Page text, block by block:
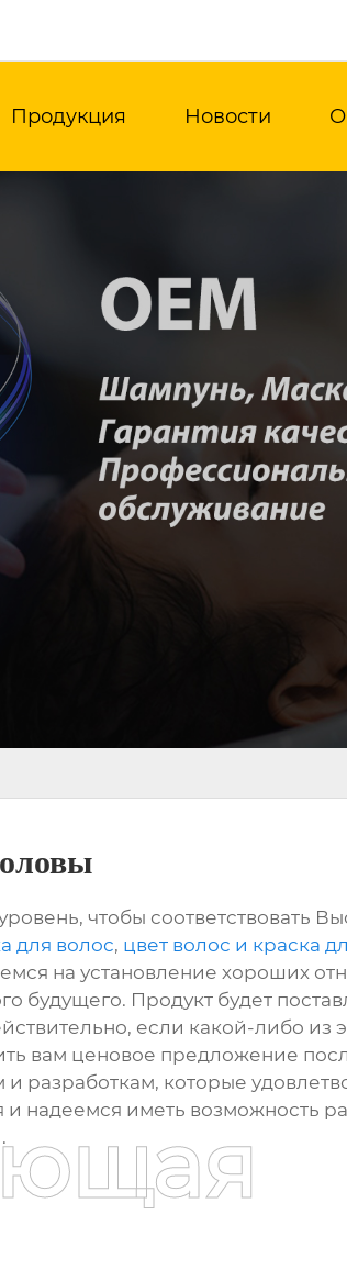
Продукция Новости
чтобы соответствовать
для волос, цвет волос и краска
на установление хороших
будущего. Продукт будет
если какой-либо из
вам ценовое предложение
разработкам, которые
иметь возможность